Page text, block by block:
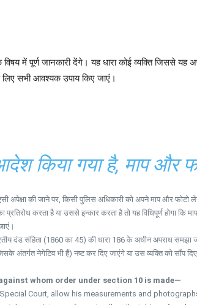
में पूर्ण जानकारी देंगे। यह धारा कोई व्यक्ति जिससे यह
लिए सभी आवश्यक उपाय किए जाएं।
किया गया है, माप और
अपेक्षा की जाने पर, किसी पुलिस अधिकारी को अपने माप और फोटो
करता है या उससे इन्कार करता है तो यह विधिपूर्ण होगा कि
दंड संहिता (1860 का 45) की धारा 186 के अधीन अपराध समझा
अंतर्गत नेगेटिव भी हैं) नष्ट कर दिए जाएंगे या उस व्यक्ति को सौंप
whom order under section 10 is made—
Court, allow his measurements and